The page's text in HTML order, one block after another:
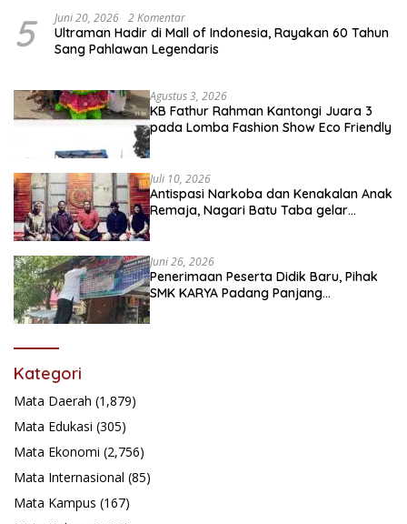
5 Juni 20, 2026 2 Komentar
Ultraman Hadir di Mall of Indonesia, Rayakan 60 Tahun
Sang Pahlawan Legendaris
Agustus 3, 2026
KB Fathur Rahman Kantongi Juara 3
pada Lomba Fashion Show Eco Friendly
Juli 10, 2026
Antispasi Narkoba dan Kenakalan Anak
Remaja, Nagari Batu Taba gelar
Juni 26, 2026
Penerimaan Peserta Didik Baru, Pihak
SMK KARYA Padang Panjang
Kategori
Mata Daerah (1,879)
Mata Edukasi (305)
Mata Ekonomi (2,756)
Mata Internasional (85)
Mata Kampus (167)